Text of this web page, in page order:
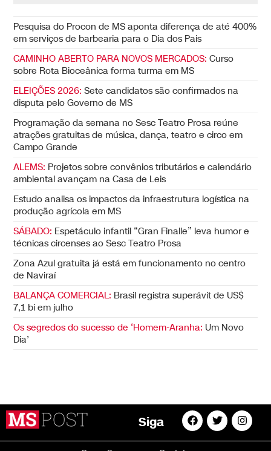
Pesquisa do Procon de MS aponta diferença de até 400%
em serviços de barbearia para o Dia dos Pais
CAMINHO ABERTO PARA NOVOS MERCADOS: Curso
sobre Rota Bioceânica forma turma em MS
ELEIÇÕES 2026: Sete candidatos são confirmados na
disputa pelo Governo de MS
Programação da semana no Sesc Teatro Prosa reúne
atrações gratuitas de música, dança, teatro e circo em
Campo Grande
ALEMS: Projetos sobre convênios tributários e calendário
ambiental avançam na Casa de Leis
Estudo analisa os impactos da infraestrutura logística na
produção agrícola em MS
SÁBADO: Espetáculo infantil “Gran Finalle” leva humor e
técnicas circenses ao Sesc Teatro Prosa
Zona Azul gratuita já está em funcionamento no centro
de Naviraí
BALANÇA COMERCIAL: Brasil registra superávit de US$
7,1 bi em julho
Os segredos do sucesso de ‘Homem-Aranha: Um Novo
Dia’
Siga